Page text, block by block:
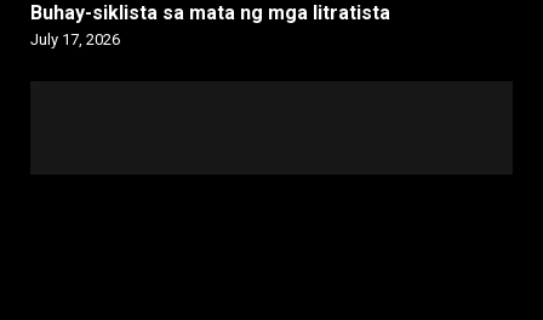
Buhay-siklista sa mata ng mga litratista
July 17, 2026